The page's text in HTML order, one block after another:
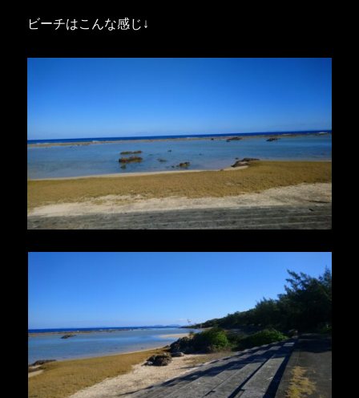
ビーチはこんな感じ↓